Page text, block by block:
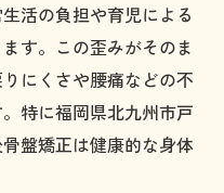
活の負担や育児による
す。この歪みがそのま
にくさや腰痛などの不
特に福岡県北九州市戸
盤矯正は健康的な身体